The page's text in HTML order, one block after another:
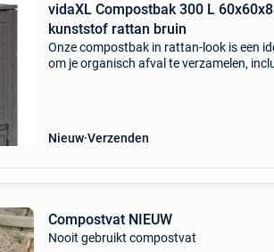
vidaXL Compostbak 300 L
kunststof rattan bruin
Onze compostbak in rattan-look is een
om je organisch afval te verzamelen,
Nieuw Verzenden
Compostvat NIEUW
Nooit gebruikt compostvat